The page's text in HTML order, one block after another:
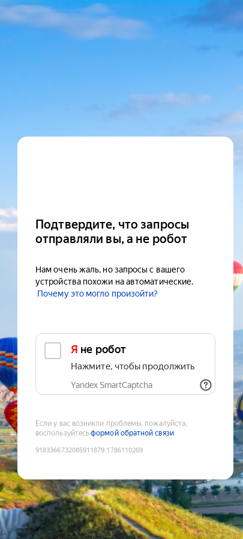
Подтвердите, что запросы
отправляли вы, а не робот
Нам очень жаль, но запросы с вашего
устройства похожи на автоматические.
Почему это могло произойти?
Я не робот
Нажмите, чтобы продолжить
Yandex SmartCaptcha
Если у вас возникли проблемы, пожалуйста,
воспользуйтесьформой обратной связи
9183366732085911879:1786110269